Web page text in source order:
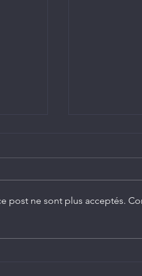
post ne sont plus acceptés.